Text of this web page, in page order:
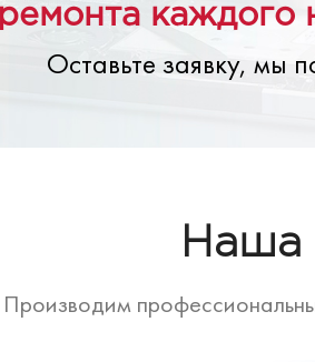
каждого
Оставьте заявку, мы
Наша
Производим